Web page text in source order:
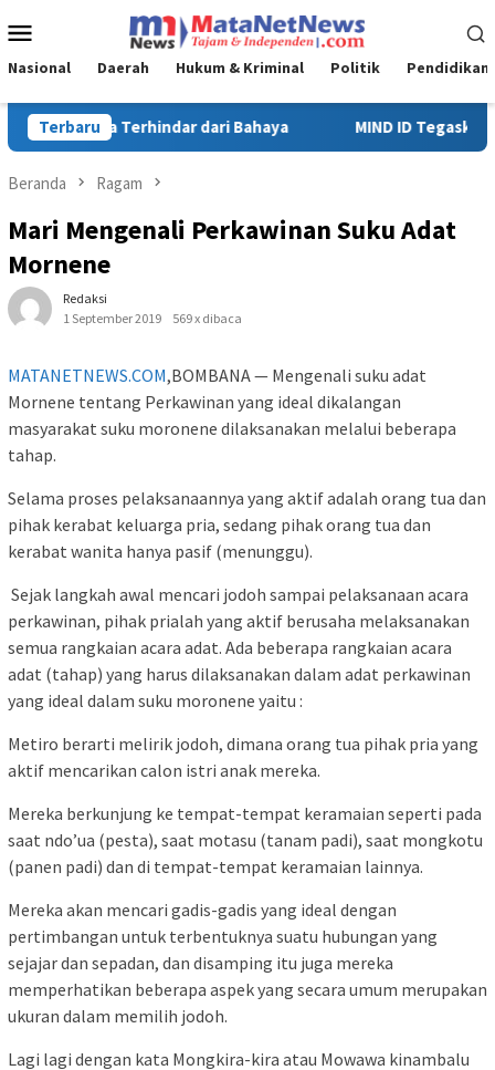
ke
Mobile
Nasional Daerah Hukum & Kriminal Politik Pendidikan
Terbaru
MIND ID Tegaskan Dukungan Penuh Bagi PT Vale di
Beranda Ragam
Mari Mengenali Perkawinan Suku Adat
Mornene
Redaksi
1 September 2019
569 x dibaca
MATANETNEWS.COM,BOMBANA — Mengenali suku adat
Mornene tentang Perkawinan yang ideal dikalangan
masyarakat suku moronene dilaksanakan melalui beberapa
tahap.
Selama proses pelaksanaannya yang aktif adalah orang tua dan
pihak kerabat keluarga pria, sedang pihak orang tua dan
kerabat wanita hanya pasif (menunggu).
Sejak langkah awal mencari jodoh sampai pelaksanaan acara
perkawinan, pihak prialah yang aktif berusaha melaksanakan
semua rangkaian acara adat. Ada beberapa rangkaian acara
adat (tahap) yang harus dilaksanakan dalam adat perkawinan
yang ideal dalam suku moronene yaitu :
Metiro berarti melirik jodoh, dimana orang tua pihak pria yang
aktif mencarikan calon istri anak mereka.
Mereka berkunjung ke tempat-tempat keramaian seperti pada
saat ndo’ua (pesta), saat motasu (tanam padi), saat mongkotu
(panen padi) dan di tempat-tempat keramaian lainnya.
Mereka akan mencari gadis-gadis yang ideal dengan
pertimbangan untuk terbentuknya suatu hubungan yang
sejajar dan sepadan, dan disamping itu juga mereka
memperhatikan beberapa aspek yang secara umum merupakan
ukuran dalam memilih jodoh.
Lagi lagi dengan kata Mongkira-kira atau Mowawa kinambalu